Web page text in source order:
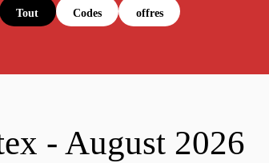
Tout Codes offres
- August 2026